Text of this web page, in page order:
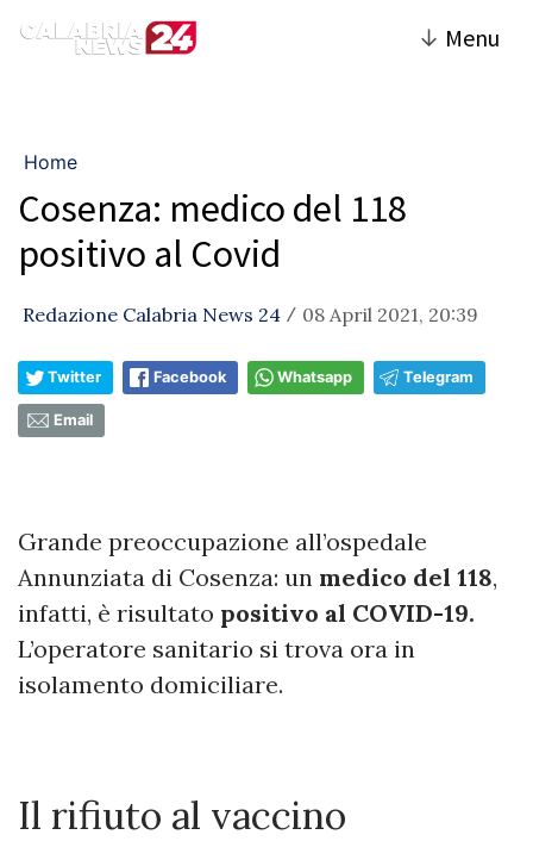
↓ Menu
Home
Cosenza: medico del 118
positivo al Covid
Redazione Calabria News 24 / 08 April 2021, 20:39
Twitter Facebook Whatsapp Telegram
Email
Grande preoccupazione all’ospedale
Annunziata di Cosenza: un medico del 118,
infatti, è risultato positivo al COVID-19.
L’operatore sanitario si trova ora in
isolamento domiciliare.
Il rifiuto al vaccino